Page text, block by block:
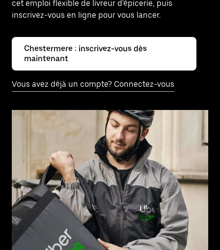
cet emploi flexible de livreur d'épicerie, puis
inscrivez-vous en ligne pour vous lancer.
Chestermere : inscrivez-vous dès
maintenant
Vous avez déjà un compte? Connectez-vous